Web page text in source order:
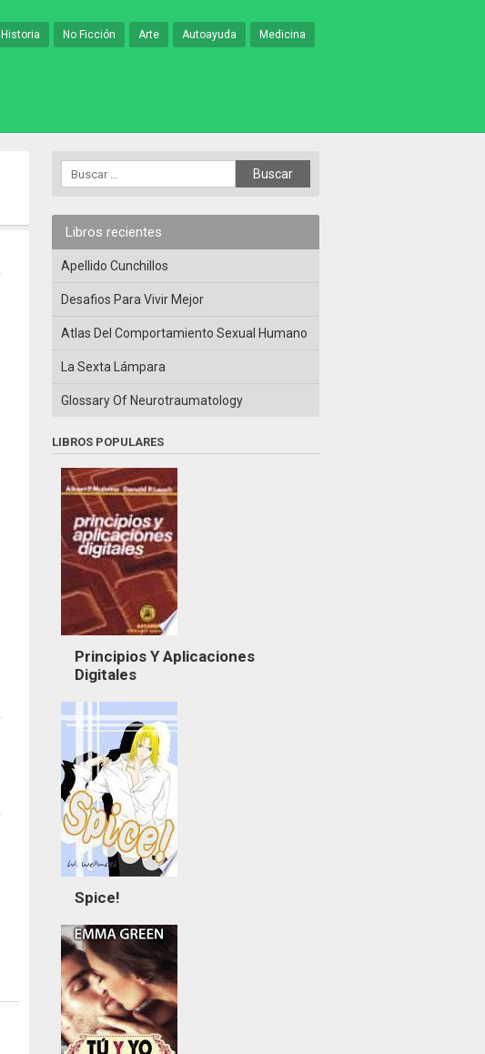
Historia No Ficción Arte Autoayuda Medicina
Libros recientes
Apellido Cunchillos
Desafios Para Vivir Mejor
Atlas Del Comportamiento Sexual Humano
La Sexta Lámpara
Glossary Of Neurotraumatology
LIBROS POPULARES
Principios Y Aplicaciones
Digitales
Spice!